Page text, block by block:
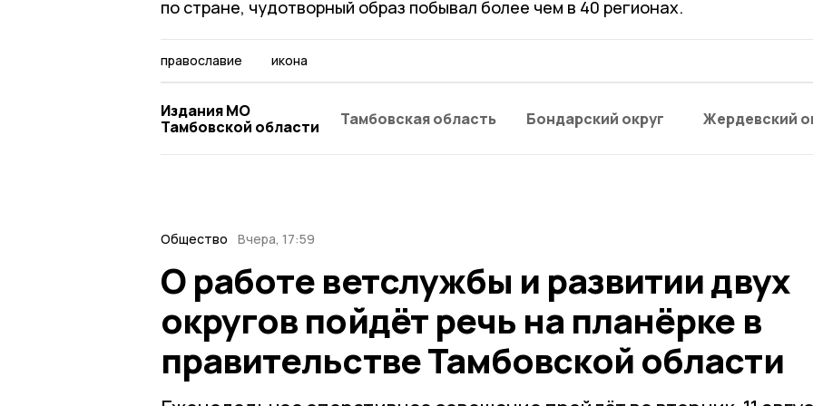
по стране, чудотворный образ побывал более чем в 40 регионах.
православие икона
Издания МО
Тамбовской области
Тамбовская область Бондарский округ Жердевский
Общество Вчера, 17:59
О работе ветслужбы и развитии двух
округов пойдёт речь на планёрке в
правительстве Тамбовской области